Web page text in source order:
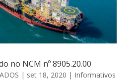
no NCM nº 8905.20.00
| set 18, 2020 | Informativos